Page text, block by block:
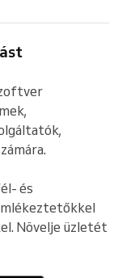
és
Növelje üzletét